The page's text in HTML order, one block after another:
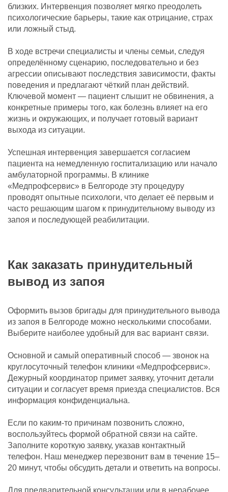
близких. Интервенция позволяет мягко преодолеть
психологические барьеры, такие как отрицание, страх
или ложный стыд.
В ходе встречи специалисты и члены семьи, следуя
определённому сценарию, последовательно и без
агрессии описывают последствия зависимости, факты
поведения и предлагают чёткий план действий.
Ключевой момент — пациент слышит не обвинения, а
конкретные примеры того, как болезнь влияет на его
жизнь и окружающих, и получает готовый вариант
выхода из ситуации.
Успешная интервенция завершается согласием
пациента на немедленную госпитализацию или начало
амбулаторной программы. В клинике
«Медпрофсервис» в Белгороде эту процедуру
проводят опытные психологи, что делает её первым и
часто решающим шагом к принудительному выводу из
запоя и последующей реабилитации.
Как заказать принудительный
вывод из запоя
Оформить вызов бригады для принудительного вывода
из запоя в Белгороде можно несколькими способами.
Выберите наиболее удобный для вас вариант связи.
Основной и самый оперативный способ — звонок на
круглосуточный телефон клиники «Медпрофсервис».
Дежурный координатор примет заявку, уточнит детали
ситуации и согласует время приезда специалистов. Вся
информация конфиденциальна.
Если по каким-то причинам позвонить сложно,
воспользуйтесь формой обратной связи на сайте.
Заполните короткую заявку, указав контактный
телефон. Наш менеджер перезвонит вам в течение 15–
20 минут, чтобы обсудить детали и ответить на вопросы.
Для предварительной консультации или в нерабочее